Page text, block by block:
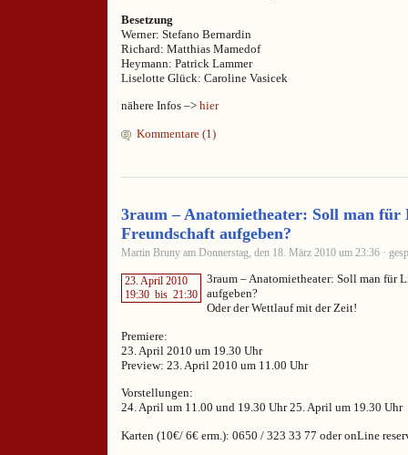
Besetzung
Werner: Stefano Bernardin
Richard: Matthias Mamedof
Heymann: Patrick Lammer
Liselotte Glück: Caroline Vasicek
nähere Infos –> hier
Kommentare (1)
3raum – Anatomietheater: Soll man für
Freundschaft aufgeben?
Martin Bruny am Donnerstag, den 18. März 2010 um 23:36 ·
23. April 2010
19:30 bis 21:30
3raum – Anatomietheater: Soll man für
aufgeben?
Oder der Wettlauf mit der Zeit!
Premiere:
23. April 2010 um 19.30 Uhr
Preview: 23. April 2010 um 11.00 Uhr
Vorstellungen:
24. April um 11.00 und 19.30 Uhr 25. April um 19.30 Uhr
Karten (10€/ 6€ erm.): 0650 / 323 33 77 oder onLine